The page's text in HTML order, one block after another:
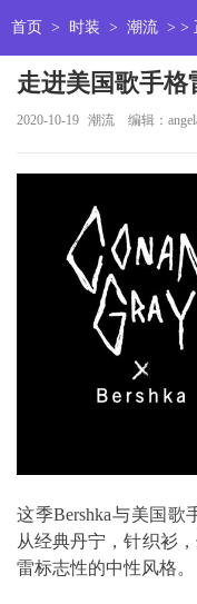
首页 > 时装 > 潮流 > >
走进美国歌手格
2020-10-19 潮流 编辑：
这季Bershka与美国
从经典丹宁，针织衫
雷标志性的中性风格。